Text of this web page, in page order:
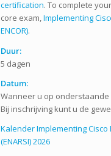
certification. To complete
core exam,Implementing
ENCOR).
Duur:
5 dagen
Datum:
Wanneer u op
Bij inschrijving kunt u de
Kalender Implementing
(ENARSI) 2026